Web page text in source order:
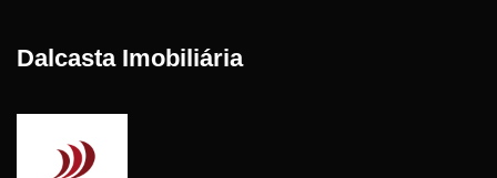
Dalcasta Imobiliária